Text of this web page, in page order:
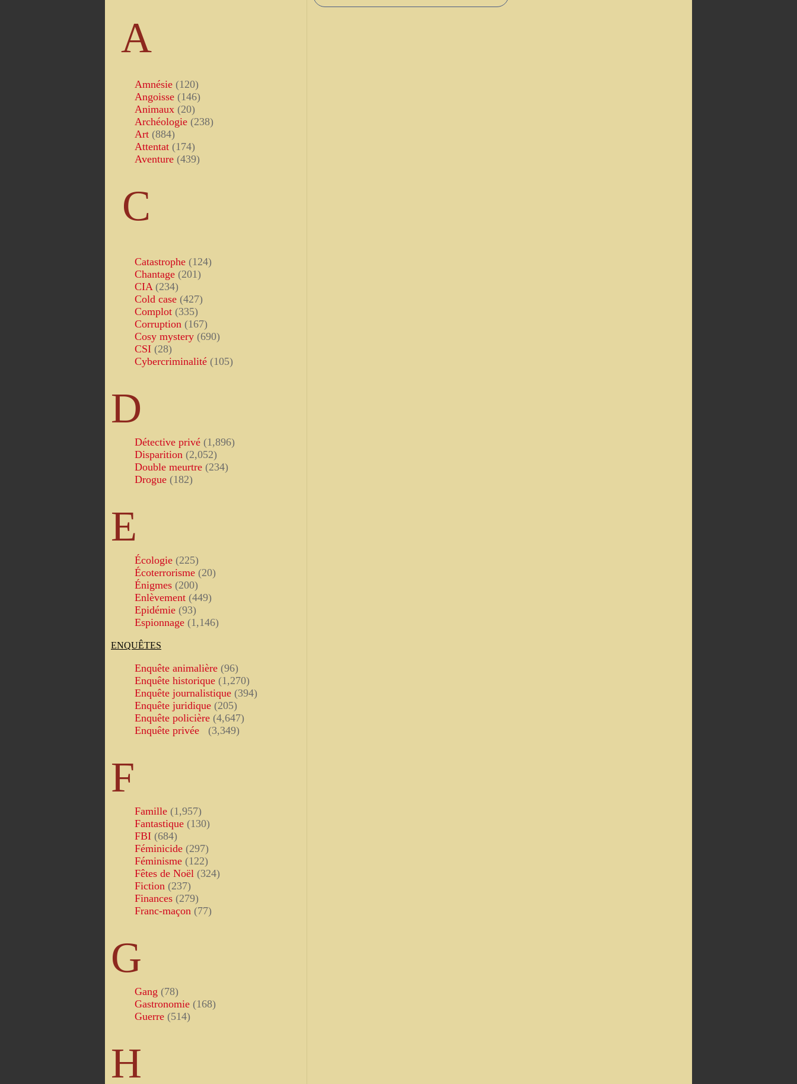
A
Amnésie (120)
Angoisse (146)
Animaux (20)
Archéologie (238)
Art (884)
Attentat (174)
Aventure (439)
C
Catastrophe (124)
Chantage (201)
CIA (234)
Cold case (427)
Complot (335)
Corruption (167)
Cosy mystery (690)
CSI (28)
Cybercriminalité (105)
D
Détective privé (1,896)
Disparition (2,052)
Double meurtre (234)
Drogue (182)
E
Écologie (225)
Écoterrorisme (20)
Énigmes (200)
Enlèvement (449)
Epidémie (93)
Espionnage (1,146)
ENQUÊTES
Enquête animalière (96)
Enquête historique (1,270)
Enquête journalistique (394)
Enquête juridique (205)
Enquête policière (4,647)
Enquête privée
(3,349)
F
Famille (1,957)
Fantastique (130)
FBI (684)
Féminicide (297)
Féminisme (122)
Fêtes de Noël (324)
Fiction (237)
Finances (279)
Franc-maçon (77)
G
Gang (78)
Gastronomie (168)
Guerre (514)
H